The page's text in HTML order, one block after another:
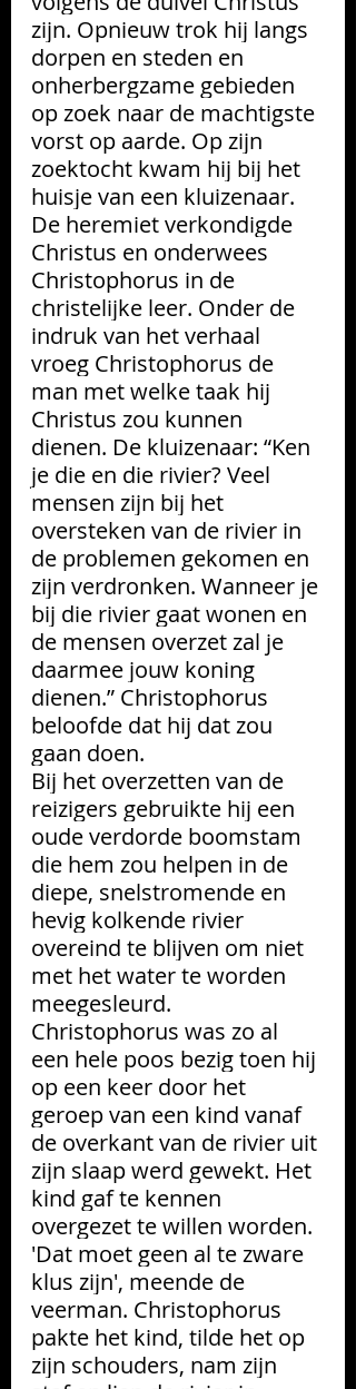
zijn. Opnieuw trok hij langs
dorpen en steden en
onherbergzame gebieden
op zoek naar de machtigste
vorst op aarde. Op zijn
zoektocht kwam hij bij het
huisje van een kluizenaar.
De heremiet verkondigde
Christus en onderwees
Christophorus in de
christelijke leer. Onder de
indruk van het verhaal
vroeg Christophorus de
man met welke taak hij
Christus zou kunnen
dienen. De kluizenaar: “Ken
je die en die rivier? Veel
mensen zijn bij het
oversteken van de rivier in
de problemen gekomen en
zijn verdronken. Wanneer je
bij die rivier gaat wonen en
de mensen overzet zal je
daarmee jouw koning
dienen.” Christophorus
beloofde dat hij dat zou
gaan doen.
Bij het overzetten van de
reizigers gebruikte hij een
oude verdorde boomstam
die hem zou helpen in de
diepe, snelstromende en
hevig kolkende rivier
overeind te blijven om niet
met het water te worden
meegesleurd.
Christophorus was zo al
een hele poos bezig toen hij
op een keer door het
geroep van een kind vanaf
de overkant van de rivier uit
zijn slaap werd gewekt. Het
kind gaf te kennen
overgezet te willen worden.
'Dat moet geen al te zware
klus zijn', meende de
veerman. Christophorus
pakte het kind, tilde het op
zijn schouders, nam zijn